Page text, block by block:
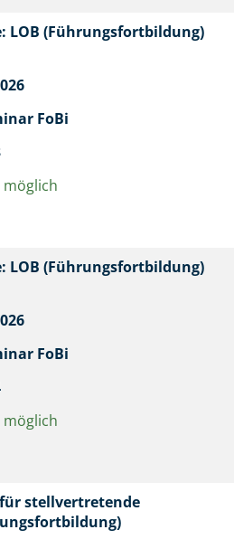
LOB (Führungsfortbildung)
FoBi
LOB (Führungsfortbildung)
FoBi
stellvertretende